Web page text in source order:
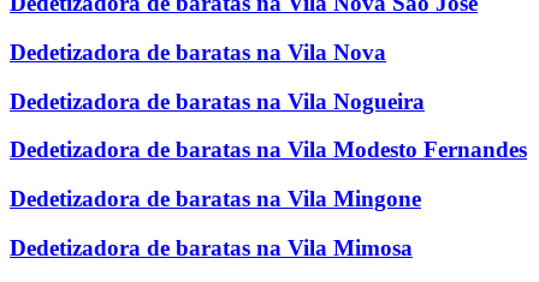
Dedetizadora de baratas na Vila Nova
Dedetizadora de baratas na Vila Nogueira
Dedetizadora de baratas na Vila Modesto Fernandes
Dedetizadora de baratas na Vila Mingone
Dedetizadora de baratas na Vila Mimosa